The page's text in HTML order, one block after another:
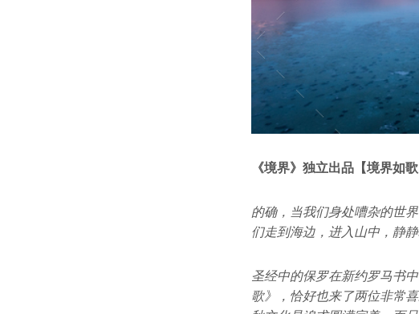
《境界》独立出品【境界如歌
的确，当我们身处嘈杂的世
们走到海边，进入山中，静
圣经中的保罗在新约罗马书
歌》，恰好也来了两位非常